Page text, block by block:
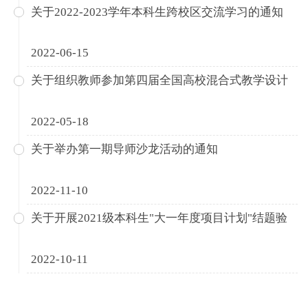
关于2022-2023学年本科生跨校区交流学习的通知
2022-06-15
关于组织教师参加第四届全国高校混合式教学设计
2022-05-18
关于举办第一期导师沙龙活动的通知
2022-11-10
关于开展2021级本科生"大一年度项目计划"结题验
2022-10-11